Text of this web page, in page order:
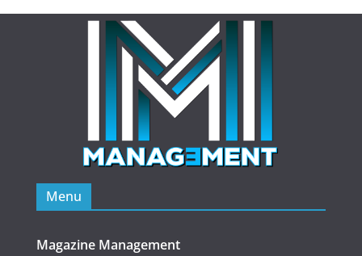
Menu
Magazine Management